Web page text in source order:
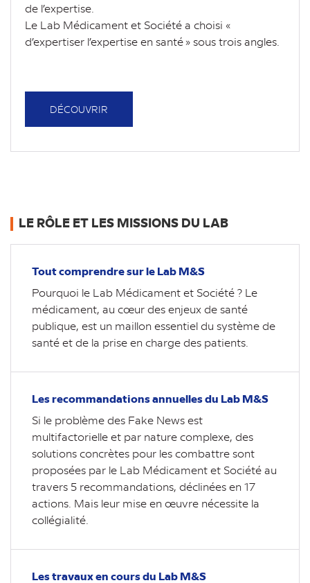
de l’expertise.
Le Lab Médicament et Société a choisi «
d’expertiser l’expertise en santé » sous trois angles.
DÉCOUVRIR
LE RÔLE ET LES MISSIONS DU LAB
Tout comprendre sur le Lab M&S
Pourquoi le Lab Médicament et Société ? Le
médicament, au cœur des enjeux de santé
publique, est un maillon essentiel du système de
santé et de la prise en charge des patients.
Les recommandations annuelles du Lab M&S
Si le problème des Fake News est
multifactorielle et par nature complexe, des
solutions concrètes pour les combattre sont
proposées par le Lab Médicament et Société au
travers 5 recommandations, déclinées en 17
actions. Mais leur mise en œuvre nécessite la
collégialité.
Les travaux en cours du Lab M&S